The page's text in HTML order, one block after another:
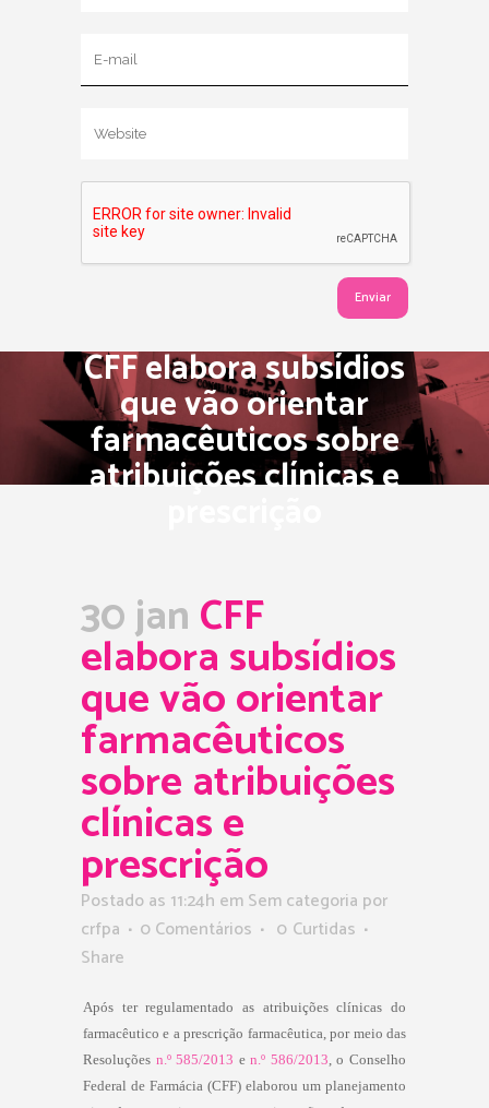
CFF elabora subsídios
que vão orientar
farmacêuticos sobre
atribuições clínicas e
30 janCFF
elabora subsídios
que vão orientar
farmacêuticos
sobre atribuições
clínicas e
prescrição
Postado as 11:24h em Sem categoria por
crfpa
0 Comentários 0 Curtidas
Share
Após ter regulamentado as atribuições clínicas do
farmacêutico e a prescrição farmacêutica, por meio das
Resoluções n.º 585/2013 en.º 586/2013 , o Conselho
Federal de Farmácia (CFF) elaborou um planejamento